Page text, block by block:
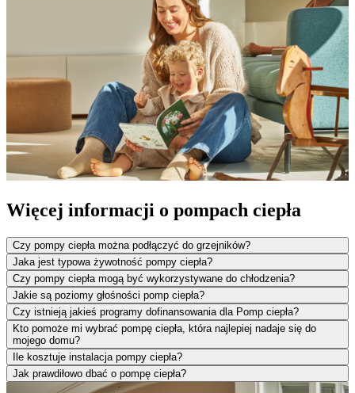
Więcej informacji o pompach ciepła
Czy pompy ciepła można podłączyć do grzejników?
Jaka jest typowa żywotność pompy ciepła?
Czy pompy ciepła mogą być wykorzystywane do chłodzenia?
Jakie są poziomy głośności pomp ciepła?
Czy istnieją jakieś programy dofinansowania dla Pomp ciepła?
Kto pomoże mi wybrać pompę ciepła, która najlepiej nadaje się do
mojego domu?
Ile kosztuje instalacja pompy ciepła?
Jak prawdiłowo dbać o pompę ciepła?